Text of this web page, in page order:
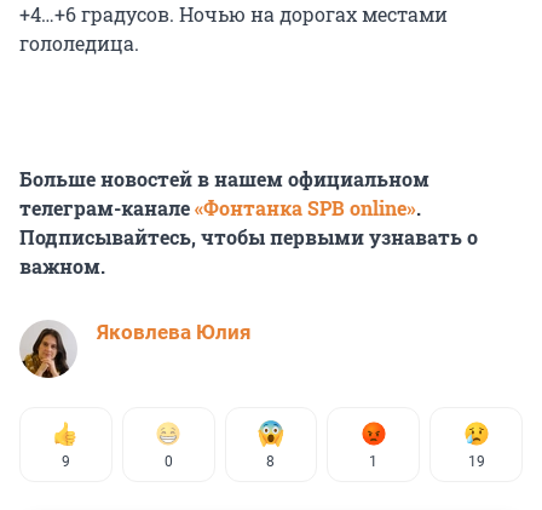
+4…+6 градусов. Ночью на дорогах местами
гололедица.
Больше новостей в нашем официальном
телеграм-канале«Фонтанка SPB online».
Подписывайтесь, чтобы первыми узнавать о
важном.
Яковлева Юлия
9 0 8 1 19